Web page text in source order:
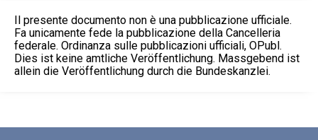
Il presente documento non è una pubblicazione ufficiale.
Fa unicamente fede la pubblicazione della Cancelleria
federale. Ordinanza sulle pubblicazioni ufficiali, OPubl.
Dies ist keine amtliche Veröffentlichung. Massgebend ist
allein die Veröffentlichung durch die Bundeskanzlei.